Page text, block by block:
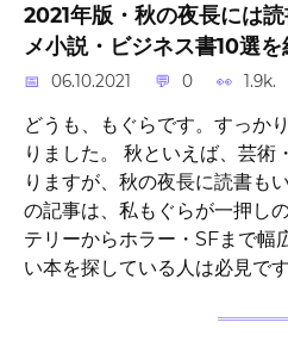
2021年版・秋の夜長には
メ小説・ビジネス書10選を
06.10.2021 0 1.9k.
どうも、もぐらです。すっか
りました。 秋といえば、芸術
りますが、秋の夜長に読書も
の記事は、私もぐらが一押し
テリーからホラー・SFまで幅
い本を探している人は必見です